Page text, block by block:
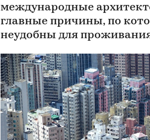
международные
главные причины, по
неудобны для